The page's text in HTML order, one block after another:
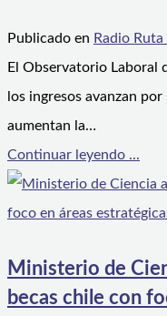
Publicado en Radio
El Observatorio Laboral
los ingresos avanzan
aumentan la…
Continuar leyendo ...
Ministerio de
becas chile con